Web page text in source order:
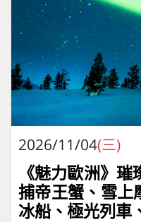
2026/11/04(三)
《魅力歐洲》
捕帝王蟹、雪上
冰船、極光列車